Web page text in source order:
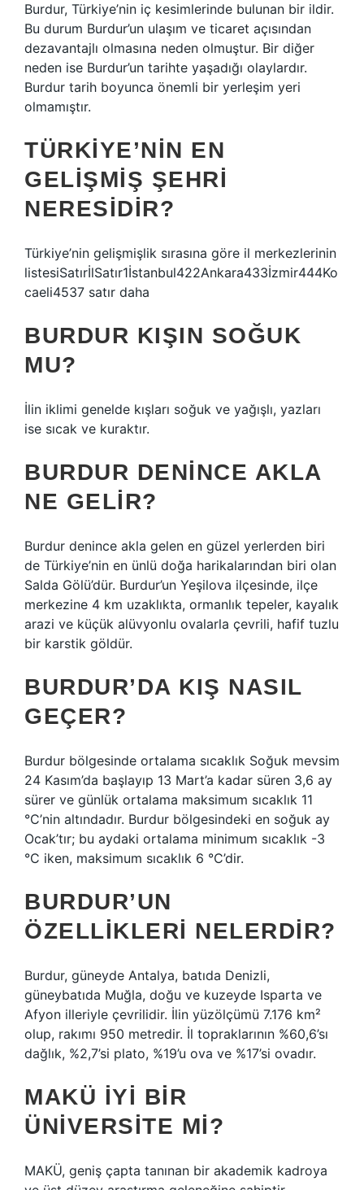
Burdur, Türkiye’nin iç kesimlerinde bulunan bir ildir.
Bu durum Burdur’un ulaşım ve ticaret açısından
dezavantajlı olmasına neden olmuştur. Bir diğer
neden ise Burdur’un tarihte yaşadığı olaylardır.
Burdur tarih boyunca önemli bir yerleşim yeri
olmamıştır.
TÜRKIYE’NIN EN
GELIŞMIŞ ŞEHRI
NERESIDIR?
Türkiye’nin gelişmişlik sırasına göre il merkezlerinin
listesiSatırİlSatır1İstanbul422Ankara433İzmir444Ko
caeli4537 satır daha
BURDUR KIŞIN SOĞUK
MU?
İlin iklimi genelde kışları soğuk ve yağışlı, yazları
ise sıcak ve kuraktır.
BURDUR DENINCE AKLA
NE GELIR?
Burdur denince akla gelen en güzel yerlerden biri
de Türkiye’nin en ünlü doğa harikalarından biri olan
Salda Gölü’dür. Burdur’un Yeşilova ilçesinde, ilçe
merkezine 4 km uzaklıkta, ormanlık tepeler, kayalık
arazi ve küçük alüvyonlu ovalarla çevrili, hafif tuzlu
bir karstik göldür.
BURDUR’DA KIŞ NASIL
GEÇER?
Burdur bölgesinde ortalama sıcaklık Soğuk mevsim
24 Kasım’da başlayıp 13 Mart’a kadar süren 3,6 ay
sürer ve günlük ortalama maksimum sıcaklık 11
°C’nin altındadır. Burdur bölgesindeki en soğuk ay
Ocak’tır; bu aydaki ortalama minimum sıcaklık -3
°C iken, maksimum sıcaklık 6 °C’dir.
BURDUR’UN
ÖZELLIKLERI NELERDIR?
Burdur, güneyde Antalya, batıda Denizli,
güneybatıda Muğla, doğu ve kuzeyde Isparta ve
Afyon illeriyle çevrilidir. İlin yüzölçümü 7.176 km²
olup, rakımı 950 metredir. İl topraklarının %60,6’sı
dağlık, %2,7’si plato, %19’u ova ve %17’si ovadır.
MAKÜ IYI BIR
ÜNIVERSITE MI?
MAKÜ, geniş çapta tanınan bir akademik kadroya